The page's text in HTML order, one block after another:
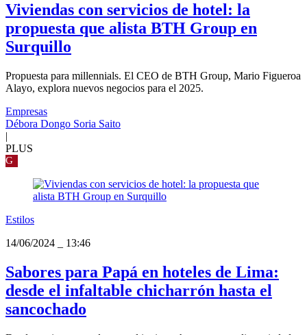
Viviendas con servicios de hotel: la
propuesta que alista BTH Group en
Surquillo
Propuesta para millennials. El CEO de BTH Group, Mario Figueroa
Alayo, explora nuevos negocios para el 2025.
Empresas
Débora Dongo Soria Saito
|
PLUS
G
Estilos
14/06/2024
13:46
Sabores para Papá en hoteles de Lima:
desde el infaltable chicharrón hasta el
sancochado